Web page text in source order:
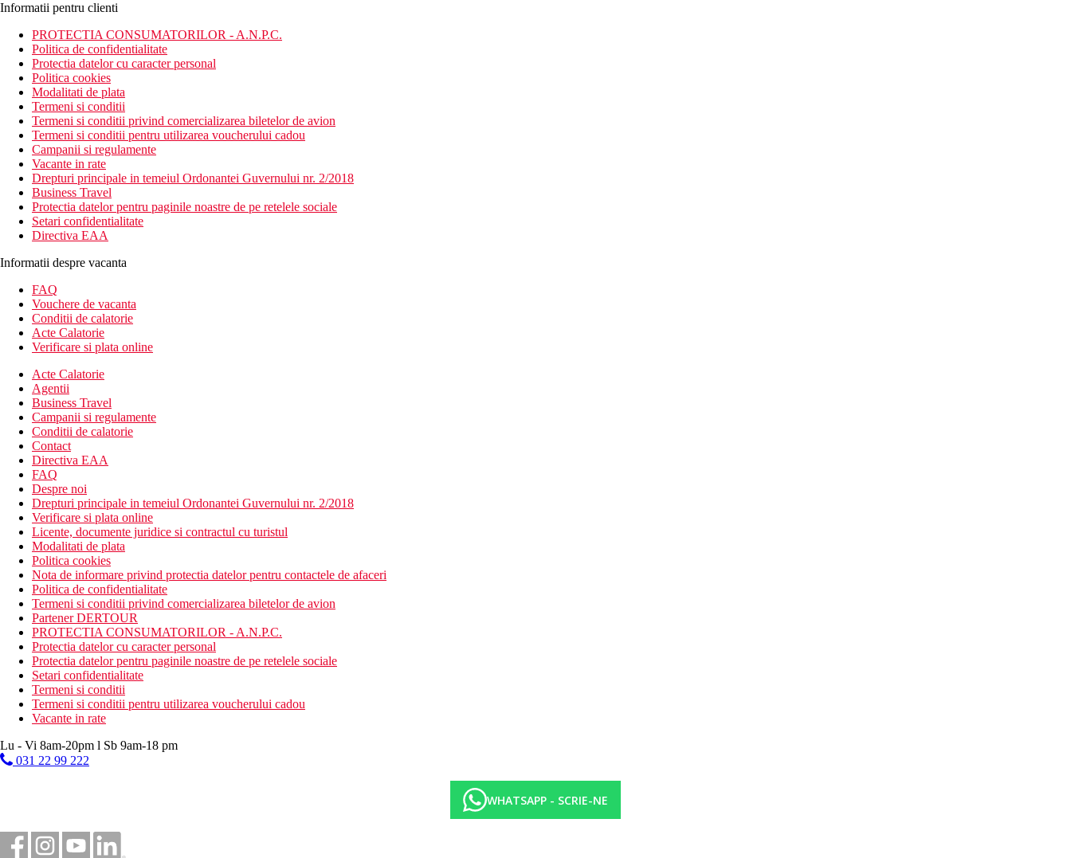
Informatii pentru clienti
PROTECTIA CONSUMATORILOR - A.N.P.C.
Politica de confidentialitate
Protectia datelor cu caracter personal
Politica cookies
Modalitati de plata
Termeni si conditii
Termeni si conditii privind comercializarea biletelor de avion
Termeni si conditii pentru utilizarea voucherului cadou
Campanii si regulamente
Vacante in rate
Drepturi principale in temeiul Ordonantei Guvernului nr. 2/2018
Business Travel
Protectia datelor pentru paginile noastre de pe retelele sociale
Setari confidentialitate
Directiva EAA
Informatii despre vacanta
FAQ
Vouchere de vacanta
Conditii de calatorie
Acte Calatorie
Verificare si plata online
Acte Calatorie
Agentii
Business Travel
Campanii si regulamente
Conditii de calatorie
Contact
Directiva EAA
FAQ
Despre noi
Drepturi principale in temeiul Ordonantei Guvernului nr. 2/2018
Verificare si plata online
Licente, documente juridice si contractul cu turistul
Modalitati de plata
Politica cookies
Nota de informare privind protectia datelor pentru contactele de afaceri
Politica de confidentialitate
Termeni si conditii privind comercializarea biletelor de avion
Partener DERTOUR
PROTECTIA CONSUMATORILOR - A.N.P.C.
Protectia datelor cu caracter personal
Protectia datelor pentru paginile noastre de pe retelele sociale
Setari confidentialitate
Termeni si conditii
Termeni si conditii pentru utilizarea voucherului cadou
Vacante in rate
Lu - Vi 8am-20pm l Sb 9am-18 pm
031 22 99 222
WHATSAPP - SCRIE-NE